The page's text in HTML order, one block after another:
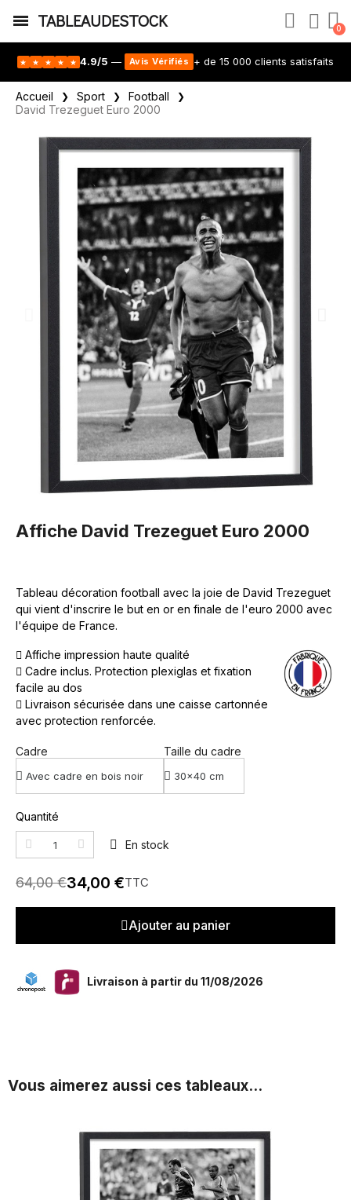
TABLEAUDESTOCK
★ ★ ★ ★ ★ 4.9/5 — Avis Vérifiés + de 15 000 clients satisfaits
Accueil Sport
Football
David Trezeguet Euro 2000
Affiche David Trezeguet Euro 2000
Tableau décoration football avec la joie de David Trezeguet
qui vient d'inscrire le but en or en finale de l'euro 2000 avec
l'équipe de France.
Affiche impression haute qualité
Cadre inclus. Protection plexiglas et fixation
facile au dos
Livraison sécurisée dans une caisse cartonnée
avec protection renforcée.
Cadre Taille du cadre
Quantité
En stock
64,00 €34,00 €TTC
Ajouter au panier
Livraison à partir du 11/08/2026
Vous aimerez aussi ces tableaux...